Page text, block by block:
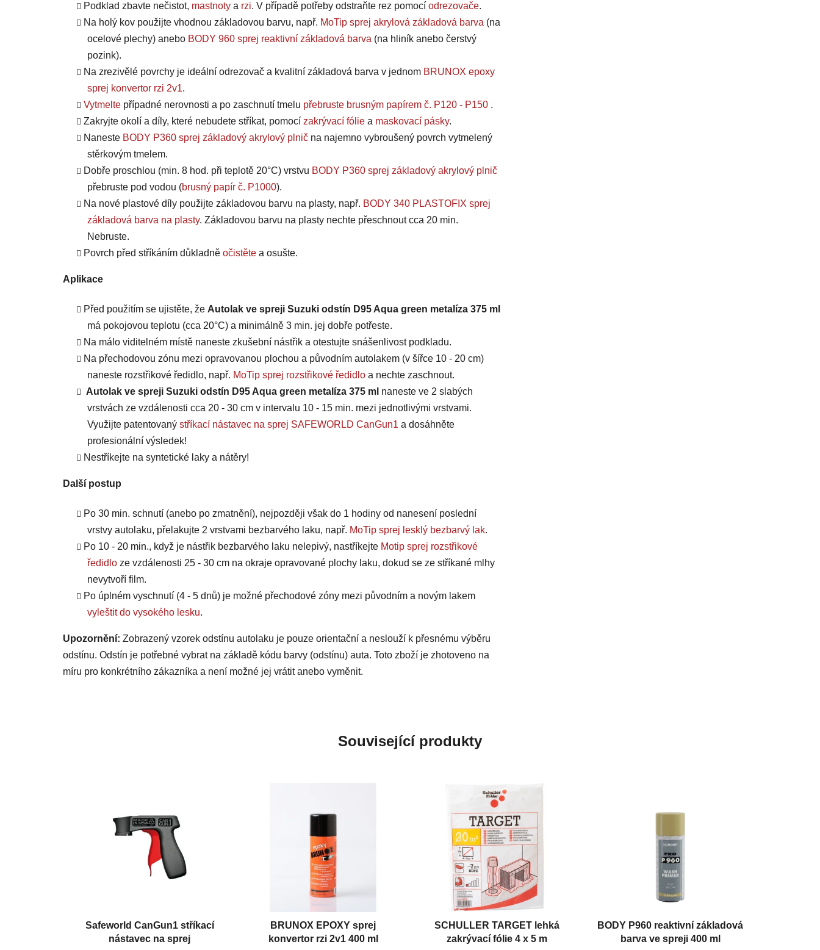
Podklad zbavte nečistot, mastnoty a rzi. V případě potřeby odstraňte rez pomocí odrezovače.
Na holý kov použijte vhodnou základovou barvu, např. MoTip sprej akrylová základová barva (na
ocelové plechy) anebo BODY 960 sprej reaktivní základová barva (na hliník anebo čerstvý
pozink).
Na zrezivělé povrchy je ideální odrezovač a kvalitní základová barva v jednom BRUNOX epoxy
sprej konvertor rzi 2v1.
Vytmelte případné nerovnosti a po zaschnutí tmelu přebruste brusným papírem č. P120 - P150 .
Zakryjte okolí a díly, které nebudete stříkat, pomocí zakrývací fólie a maskovací pásky.
Naneste BODY P360 sprej základový akrylový plnič na najemno vybroušený povrch vytmelený
stěrkovým tmelem.
Dobře proschlou (min. 8 hod. při teplotě 20°C) vrstvu BODY P360 sprej základový akrylový plnič
přebruste pod vodou (brusný papír č. P1000).
Na nové plastové díly použijte základovou barvu na plasty, např. BODY 340 PLASTOFIX sprej
základová barva na plasty. Základovou barvu na plasty nechte přeschnout cca 20 min.
Nebruste.
Povrch před stříkáním důkladně očistěte a osušte.
Aplikace
Před použitím se ujistěte, že Autolak ve spreji Suzuki odstín D95 Aqua green metalíza 375 ml
má pokojovou teplotu (cca 20°C) a minimálně 3 min. jej dobře potřeste.
Na málo viditelném místě naneste zkušební nástřik a otestujte snášenlivost podkladu.
Na přechodovou zónu mezi opravovanou plochou a původním autolakem (v šířce 10 - 20 cm)
naneste rozstřikové ředidlo, např. MoTip sprej rozstřikové ředidlo a nechte zaschnout.
Autolak ve spreji Suzuki odstín D95 Aqua green metalíza 375 ml naneste ve 2 slabých
vrstvách ze vzdálenosti cca 20 - 30 cm v intervalu 10 - 15 min. mezi jednotlivými vrstvami.
Využijte patentovaný stříkací nástavec na sprej SAFEWORLD CanGun1 a dosáhněte
profesionální výsledek!
Nestříkejte na syntetické laky a nátěry!
Další postup
Po 30 min. schnutí (anebo po zmatnění), nejpozději však do 1 hodiny od nanesení poslední
vrstvy autolaku, přelakujte 2 vrstvami bezbarvého laku, např. MoTip sprej lesklý bezbarvý lak.
Po 10 - 20 min., když je nástřik bezbarvého laku nelepivý, nastříkejte Motip sprej rozstřikové
ředidlo ze vzdálenosti 25 - 30 cm na okraje opravované plochy laku, dokud se ze stříkané mlhy
nevytvoří film.
Po úplném vyschnutí (4 - 5 dnů) je možné přechodové zóny mezi původním a novým lakem
vyleštit do vysokého lesku.
Upozornění: Zobrazený vzorek odstínu autolaku je pouze orientační a neslouží k přesnému výběru
odstínu. Odstín je potřebné vybrat na základě kódu barvy (odstínu) auta. Toto zboží je zhotoveno na
míru pro konkrétního zákazníka a není možné jej vrátit anebo vyměnit.
Související produkty
Safeworld CanGun1 stříkací
nástavec na sprej
BRUNOX EPOXY sprej
konvertor rzi 2v1 400 ml
SCHULLER TARGET lehká
zakrývací fólie 4 x 5 m
BODY P960 reaktivní základová
barva ve spreji 400 ml